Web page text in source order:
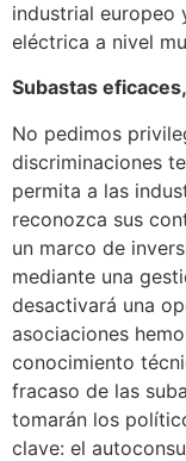
industrial europeo
eléctrica a nivel
Subastas
No pedimos
discriminaciones
permita a las
reconozca sus
un marco de
mediante una
desactivará una
asociaciones
conocimiento
fracaso de las
tomarán los
clave: el